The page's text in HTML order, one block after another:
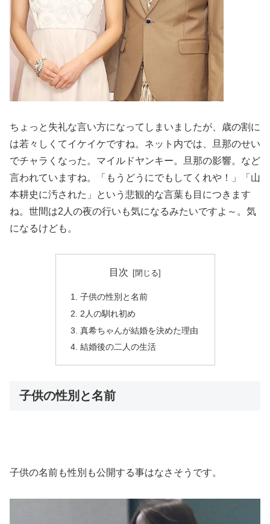
ちょっと失礼な言い方になってしまいましたが、歳の割に
は若々しくてイケイケですね。ネット内では、旦那のせい
でチャラくなった。マイルドヤンキー。旦那の影響。など
言われていますね。「もうどうにでもしてくれや！」「山
本耕史に汚された」という悲観的な言葉も目につきます
ね。世間は2人の夜の行いも気になるみたいですよ～。気
になるけども。
目次
子供の性別と名前
2人の馴れ初め
真希ちゃんが結婚を決めた理由
結婚後の二人の生活
子供の性別と名前
子供の名前も性別も公開する事はなさそうです。